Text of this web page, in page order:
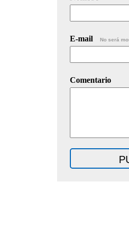
E-mail No será
Comentario